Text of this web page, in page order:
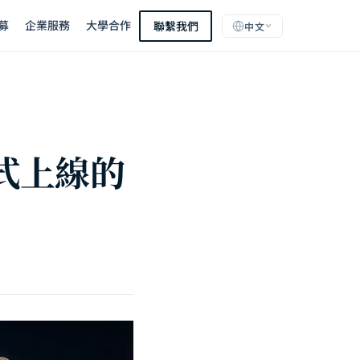
企業服務 大學合作 聯繫我們 中文
上線的